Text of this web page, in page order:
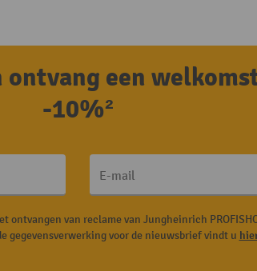
een
-10%²
E-mail
ontvangen van reclame van Jungheinrich
gegevensverwerking voor de nieuwsbrief vindt u